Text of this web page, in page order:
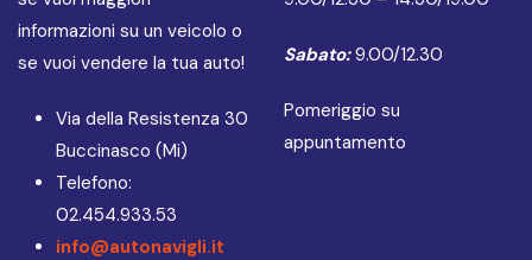
informazioni su un veicolo o
se vuoi vendere la tua auto!
Via della Resistenza 30
Buccinasco (Mi)
Telefono:
02.454.933.53
info@autonavigli.it
Sabato:9.00/12.30
Pomeriggio su
appuntamento